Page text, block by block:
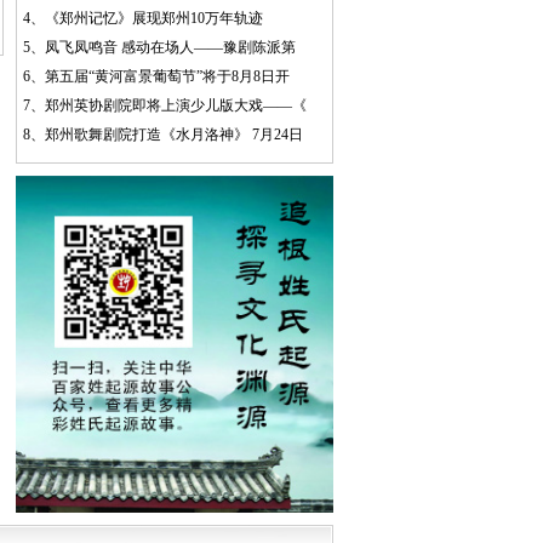
4、
《郑州记忆》展现郑州10万年轨迹
5、 凤飞凤鸣音 感动在场人——豫剧陈派第
6、 第五届“黄河富景葡萄节”将于8月8日开
7、 郑州英协剧院即将上演少儿版大戏——《
8、 郑州歌舞剧院打造《水月洛神》 7月24日